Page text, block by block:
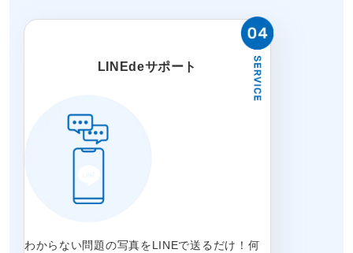
LINEdeサポート
わからない問題の写真をLINEで送るだけ！何